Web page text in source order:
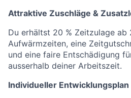
Attraktive Zuschläge &
Du erhältst 20 % Zeitzulage ab
Aufwärmzeiten, eine
und eine faire Entschädigung
ausserhalb deiner Arbeitszeit.
Individueller Entwicklungsplan